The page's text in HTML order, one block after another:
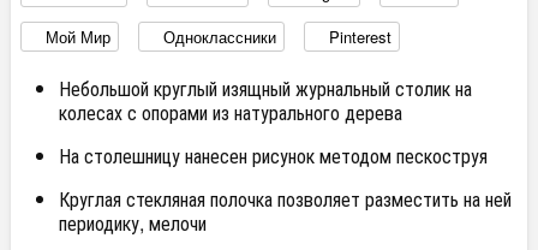
Мой Мир
Одноклассники Pinterest
Небольшой круглый изящный журнальный столик на
колесах с опорами из натурального дерева
На столешницу нанесен рисунок методом пескоструя
Круглая стекляная полочка позволяет разместить на ней
периодику, мелочи